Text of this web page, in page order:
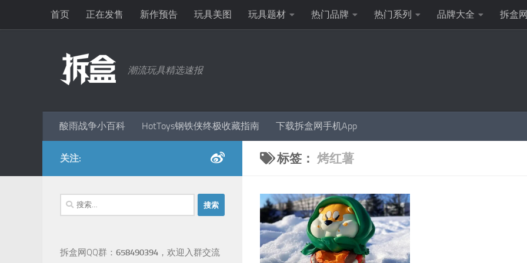
跳至内容首页 正在发售 新作预告 玩具美图 玩具题材 热门品牌 热门系列 品牌大全 拆盒
潮流玩具精选速报
酸雨战争小百科 HotToys钢铁侠终极收藏指南 下载拆盒网手机App
标签： 烤红薯
关注:
搜
索：
拆盒网QQ群： 658490394 ，欢迎入群交流